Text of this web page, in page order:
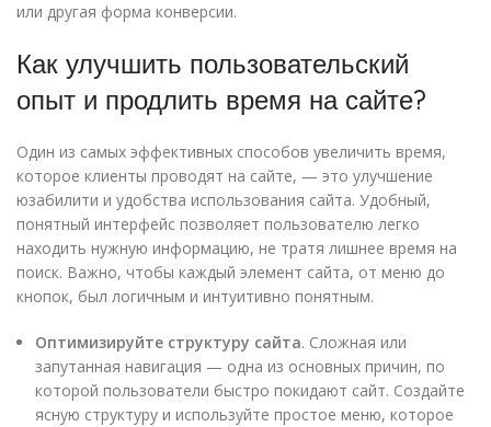
или другая форма конверсии.
Как улучшить пользовательский
опыт и продлить время на сайте?
Один из самых эффективных способов увеличить время,
которое клиенты проводят на сайте, — это улучшение
юзабилити и удобства использования сайта. Удобный,
понятный интерфейс позволяет пользователю легко
находить нужную информацию, не тратя лишнее время на
поиск. Важно, чтобы каждый элемент сайта, от меню до
кнопок, был логичным и интуитивно понятным.
Оптимизируйте структуру сайта. Сложная или
запутанная навигация — одна из основных причин, по
которой пользователи быстро покидают сайт. Создайте
ясную структуру и используйте простое меню, которое